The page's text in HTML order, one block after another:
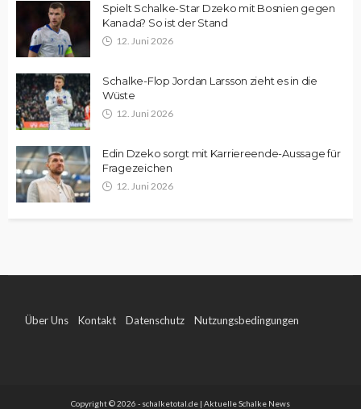
Spielt Schalke-Star Dzeko mit Bosnien gegen
Kanada? So ist der Stand
12. Juni 2026
Schalke-Flop Jordan Larsson zieht es in die
Wüste
12. Juni 2026
Edin Dzeko sorgt mit Karriereende-Aussage für
Fragezeichen
12. Juni 2026
Über Uns Kontakt Datenschutz Nutzungsbedingungen
Copyright © 2026 - schalketotal.de | Aktuelle Schalke News